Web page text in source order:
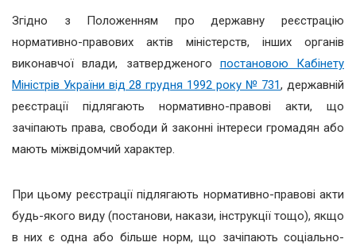
Згідно з Положенням про державну реєстрацію
нормативно-правових актів міністерств, інших органів
виконавчої влади, затвердженого постановою Кабінету
Міністрів України від 28 грудня 1992 року № 731, державній
реєстрації підлягають нормативно-правові акти, що
зачіпають права, свободи й законні інтереси громадян або
мають міжвідомчий характер.
При цьому реєстрації підлягають нормативно-правові акти
будь-якого виду (постанови, накази, інструкції тощо), якщо
в них є одна або більше норм, що зачіпають соціально-